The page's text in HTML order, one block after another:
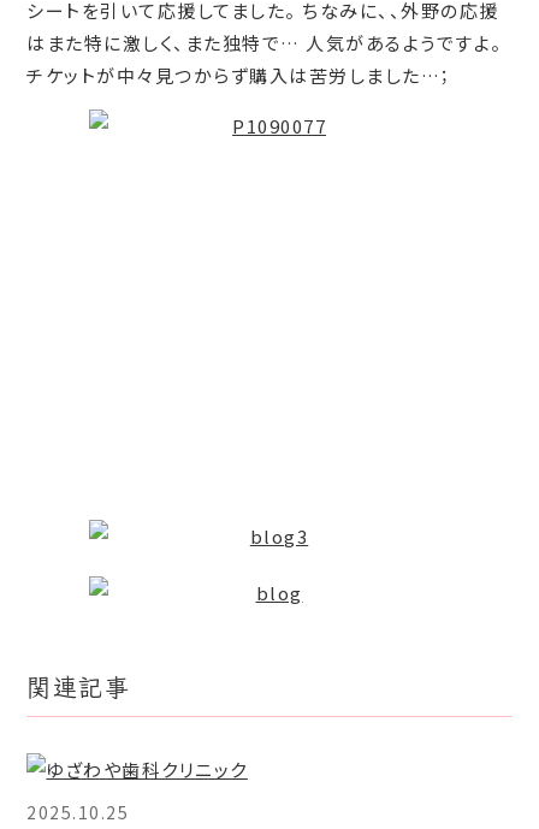
シートを引いて応援してました。 ちなみに、、外野の応援
はまた特に激しく、また独特で… 人気があるようですよ。
チケットが中々見つからず購入は苦労しました…；
関連記事
2025.10.25